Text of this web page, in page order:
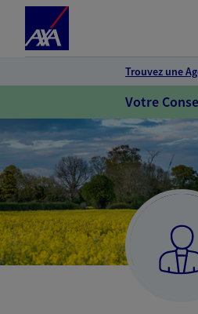
Trouvez une
Votre